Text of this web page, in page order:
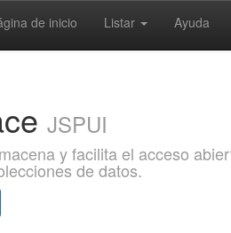
de inicio Listar Ayuda
JSPUI
y facilita el acceso
de datos.